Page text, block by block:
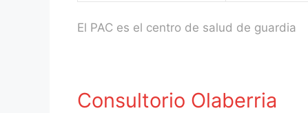
El PAC es el centro de salud de guardia
Consultorio Olaberria